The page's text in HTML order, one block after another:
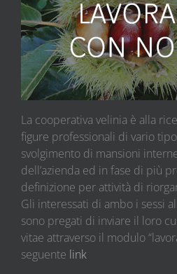
La cooperativa velinia è alla
figure professionali di vario
svolgimento di mansioni
dell’azienda ed in fase di più
definizione per attività di
Gli interessati di ambo i sessi
sono pregati di inviare il loro
vitae attraverso il modulo
seguente link